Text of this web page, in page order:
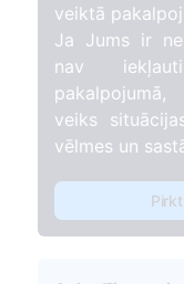
veiktā
Ja Jums ir
nav
veiks
vēlmes un
Pirkt